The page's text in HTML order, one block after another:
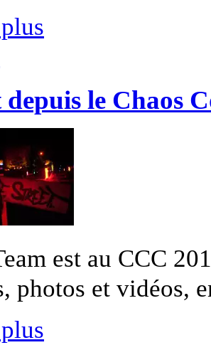
le Chaos
est au CCC
photos et vidéos,